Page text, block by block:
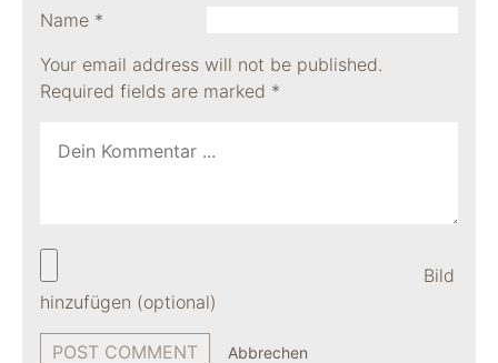
Your email address will not be published.
Required fields are marked *
Name *
Bild
hinzufügen (optional)
Abbrechen